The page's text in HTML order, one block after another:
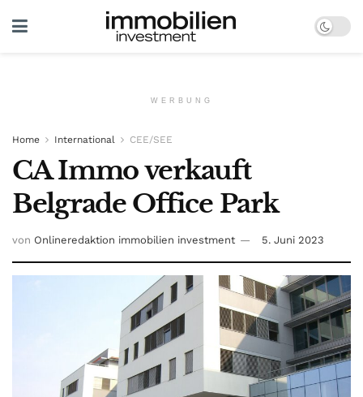
WERBUNG
Home International CEE/SEE
CA Immo verkauft
Belgrade Office Park
von Onlineredaktion immobilien investment 5. Juni 2023